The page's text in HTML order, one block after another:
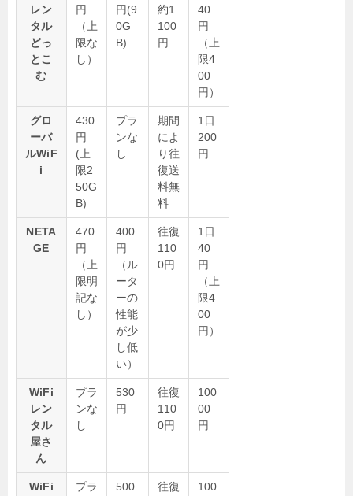
レン
タル
どっ
とこ
む
円
（上
限な
し）
円(9
0G
B)
約1
100
円
40
円
（上
限4
00
円）
グロ
ーバ
ルWiF
i
430
円
(上
限2
50G
B)
プラ
ンな
し
期間
によ
り往
復送
料無
料
1日
200
円
NETA
GE
470
円
（上
限明
記な
し）
400
円
（ル
ータ
ーの
性能
が少
し低
い）
往復
110
0円
1日
40
円
（上
限4
00
円）
WiFi
レン
タル
屋さ
ん
プラ
ンな
し
530
円
往復
110
0円
100
00
円
WiFi
プラ
500
往復
100